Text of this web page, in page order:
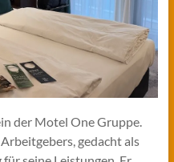
der Motel One Gruppe.
gedacht als